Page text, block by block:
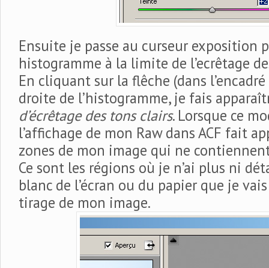
Ensuite je passe au curseur exposition
histogramme à la limite de l’ecrêtage
En cliquant sur la flêche (dans
droite de l’histogramme, je fais
d’écrêtage des tons clairs. Lorsque ce
l’affichage de mon Raw dans ACF fait
zones de mon image qui ne
Ce sont les régions où je n’ai plus ni
blanc de l’écran ou du papier que je
tirage de mon image.